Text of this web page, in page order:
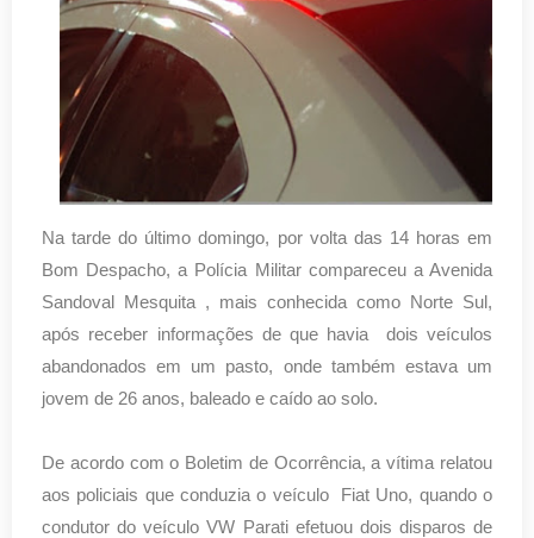
Na tarde do último domingo, por volta das 14 horas em
Bom Despacho, a Polícia Militar compareceu a Avenida
Sandoval Mesquita , mais conhecida como Norte Sul,
após receber informações de que havia dois veículos
abandonados em um pasto, onde também estava um
jovem de 26 anos, baleado e caído ao solo.
De acordo com o Boletim de Ocorrência, a vítima relatou
aos policiais que conduzia o veículo Fiat Uno, quando o
condutor do veículo VW Parati efetuou dois disparos de